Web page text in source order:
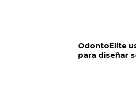
OdontoElite
para diseñar